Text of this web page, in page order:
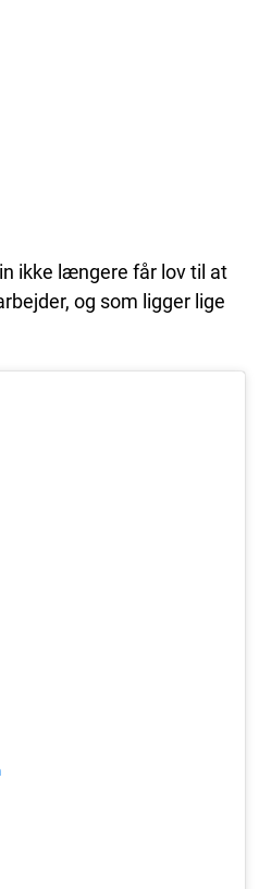
ikke længere får lov til at
og som ligger lige